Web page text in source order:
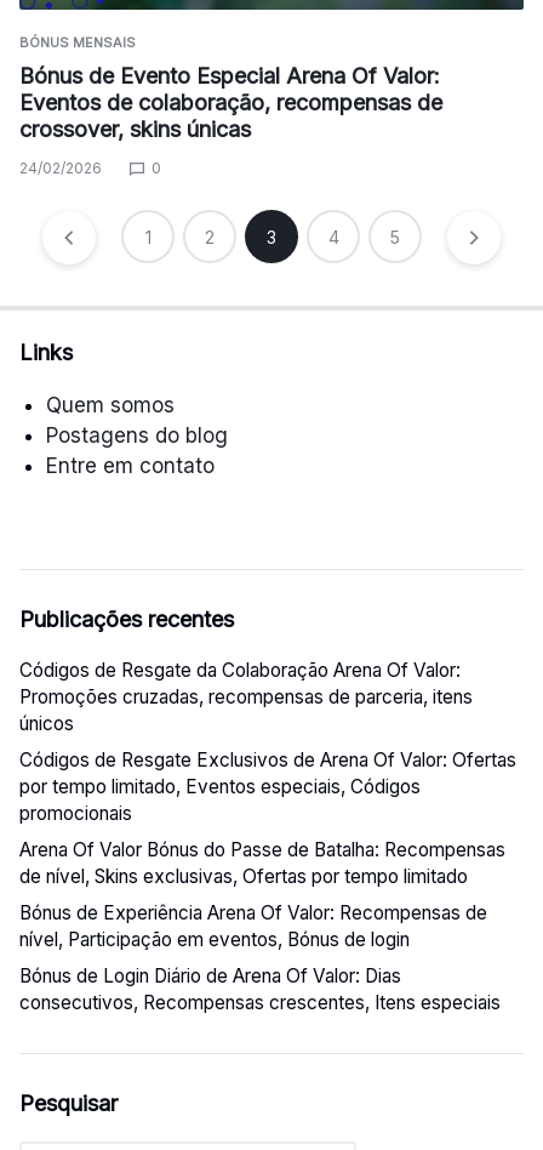
BÓNUS MENSAIS
Bónus de Evento Especial Arena Of Valor:
Eventos de colaboração, recompensas de
crossover, skins únicas
24/02/2026 0
Posts
pagination
1 2 3 4 5
Links
Quem somos
Postagens do blog
Entre em contato
Publicações recentes
Códigos de Resgate da Colaboração Arena Of Valor:
Promoções cruzadas, recompensas de parceria, itens
únicos
Códigos de Resgate Exclusivos de Arena Of Valor: Ofertas
por tempo limitado, Eventos especiais, Códigos
promocionais
Arena Of Valor Bónus do Passe de Batalha: Recompensas
de nível, Skins exclusivas, Ofertas por tempo limitado
Bónus de Experiência Arena Of Valor: Recompensas de
nível, Participação em eventos, Bónus de login
Bónus de Login Diário de Arena Of Valor: Dias
consecutivos, Recompensas crescentes, Itens especiais
Pesquisar